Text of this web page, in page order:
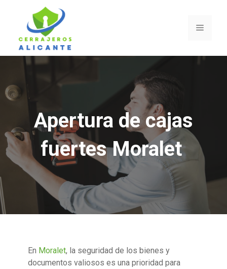
contenido
Menú
Apertura de cajas
fuertes Moralet
En Moralet, la seguridad de los bienes y
documentos valiosos es una prioridad para